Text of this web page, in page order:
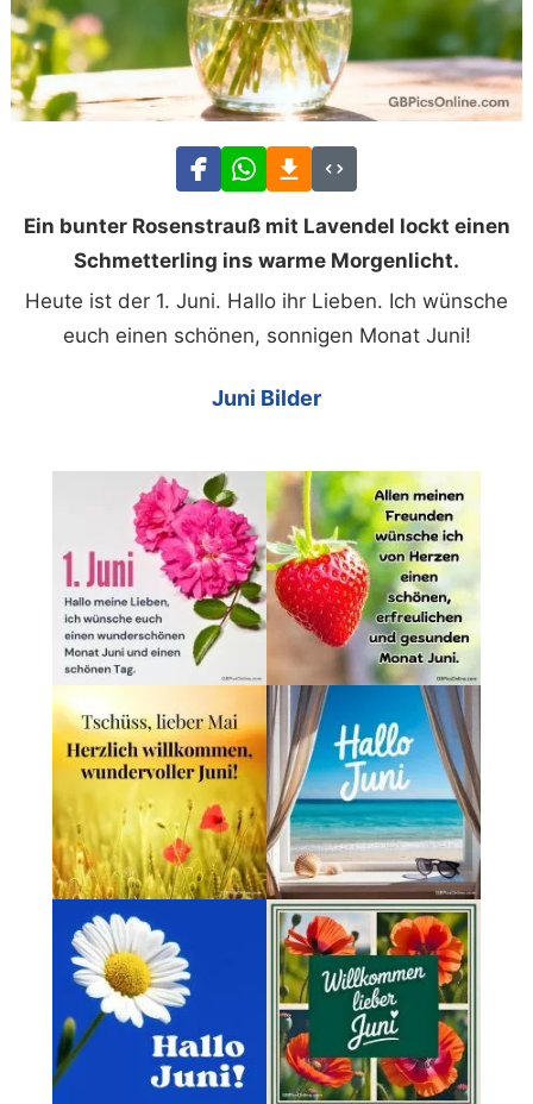
Ein bunter Rosenstrauß mit Lavendel lockt einen
Schmetterling ins warme Morgenlicht.
Heute ist der 1. Juni. Hallo ihr Lieben. Ich wünsche
euch einen schönen, sonnigen Monat Juni!
Juni Bilder